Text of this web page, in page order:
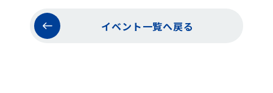
イベント一覧へ戻る